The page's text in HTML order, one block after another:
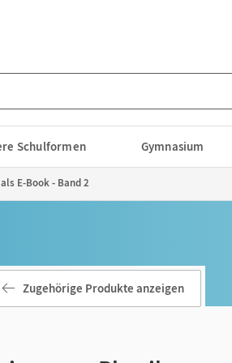
Schulformen Gymnasium
E-Book - Band 2
Zugehörige Produkte anzeigen